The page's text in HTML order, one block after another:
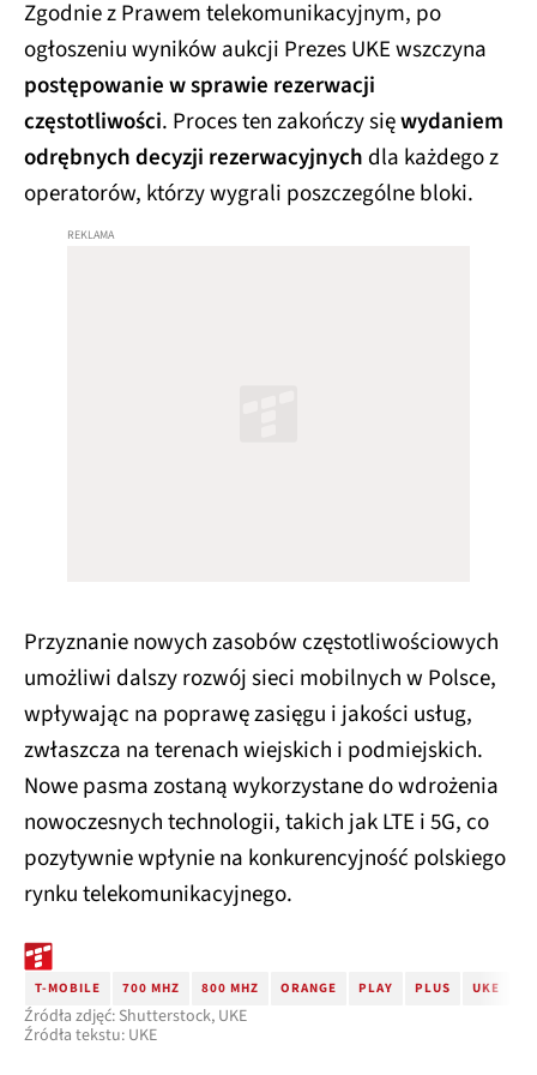
Zgodnie z Prawem telekomunikacyjnym, po
ogłoszeniu wyników aukcji Prezes UKE wszczyna
postępowanie w sprawie rezerwacji
częstotliwości. Proces ten zakończy sięwydaniem
odrębnych decyzji rezerwacyjnych dla każdego z
operatorów, którzy wygrali poszczególne bloki.
Przyznanie nowych zasobów częstotliwościowych
umożliwi dalszy rozwój sieci mobilnych w Polsce,
wpływając na poprawę zasięgu i jakości usług,
zwłaszcza na terenach wiejskich i podmiejskich.
Nowe pasma zostaną wykorzystane do wdrożenia
nowoczesnych technologii, takich jak LTE i 5G, co
pozytywnie wpłynie na konkurencyjność polskiego
rynku telekomunikacyjnego.
T-MOBILE 700 MHZ 800 MHZ ORANGE PLAY PLUS UKE
Źródła zdjęć: Shutterstock, UKE
Źródła tekstu: UKE